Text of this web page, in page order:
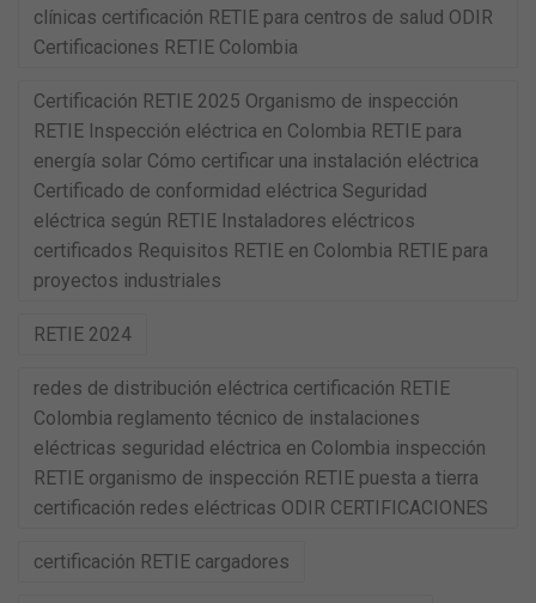
clínicas certificación RETIE para centros de salud ODIR
Certificaciones RETIE Colombia
Certificación RETIE 2025 Organismo de inspección
RETIE Inspección eléctrica en Colombia RETIE para
energía solar Cómo certificar una instalación eléctrica
Certificado de conformidad eléctrica Seguridad
eléctrica según RETIE Instaladores eléctricos
certificados Requisitos RETIE en Colombia RETIE para
proyectos industriales
RETIE 2024
redes de distribución eléctrica certificación RETIE
Colombia reglamento técnico de instalaciones
eléctricas seguridad eléctrica en Colombia inspección
RETIE organismo de inspección RETIE puesta a tierra
certificación redes eléctricas ODIR CERTIFICACIONES
certificación RETIE cargadores